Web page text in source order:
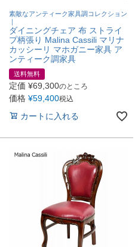
素敵なアンティーク家具調コレクション
｜
ダイニングチェア 布 ストライ
プ柄張り Malina Cassili マリナ
カッシーリ マホガニー家具 ア
ンティーク調家具
送料無料
定価 ¥69,300のところ
価格 ¥59,400税込
カートに入れる